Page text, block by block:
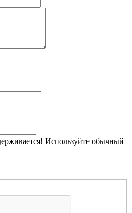
Используйте обычный